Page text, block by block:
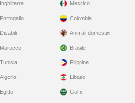
Inghilterra
Portogallo
Disabili
Messico
Colombia
Animali domestici
Marocco
Tunisia
Algeria
Egitto
Brasile
Filippine
Libano
Golfo